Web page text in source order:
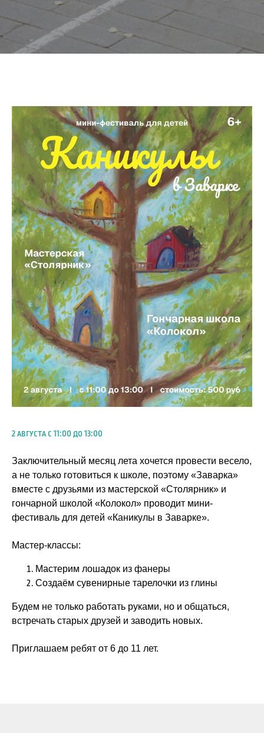
2 августа с 11:00 до 13:00
Заключительный месяц лета хочется провести весело,
а не только готовиться к школе, поэтому «Заварка»
вместе с друзьями из мастерской «Столярник» и
гончарной школой «Колокол» проводит мини-
фестиваль для детей «Каникулы в Заварке».
Мастер-классы:
Мастерим лошадок из фанеры
Создаём сувенирные тарелочки из глины
Будем не только работать руками, но и общаться,
встречать старых друзей и заводить новых.
Приглашаем ребят от 6 до 11 лет.